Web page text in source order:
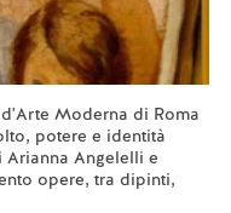
Moderna di Roma
potere e identità
Angelelli e
opere, tra dipinti,